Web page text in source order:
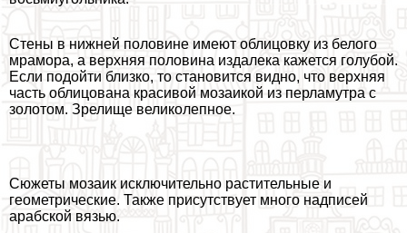
Стены в нижней половине имеют облицовку из белого
мрамора, а верхняя половина издалека кажется гoлyбой.
Если подойти близко, то становится видно, что верхняя
часть облицована красивой мозаикой из перламутра с
золотом. Зрелище великолепное.
Сюжеты мозаик исключительно растительные и
геометрические. Также присутствует много надписей
арабской вязью.